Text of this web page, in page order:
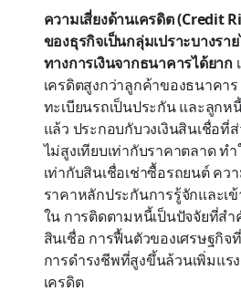
ความเสี่ยงด้านเครดิต (Credit
ของธุรกิจเป็นกลุ่มเปราะบางรา
ทางการเงินจากธนาคารได้ยาก
เครดิตสูงกว่าลูกค้าของธนาคา
ทะเบียนรถเป็นประกัน และลูกห
แล้ว ประกอบกับวงเงินสินเชื่อ
ไม่สูงเทียบเท่ากับราคาตลาด ท
เท่ากับสินเชื่อเช่าซื้อรถยนต์ คว
ราคาหลักประกันการรู้จักและเ
ใน การติดตามหนี้เป็นปัจจัยที่
สินเชื่อ การฟื้นตัวของเศรษฐกิจ
การดำรงชีพที่สูงขึ้นล้วนเพิ่มแร
เครดิต